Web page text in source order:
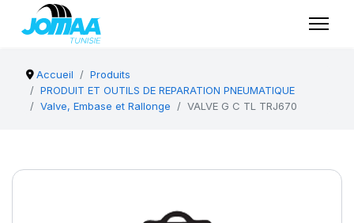
Accueil
Produits
PRODUIT ET OUTILS DE REPARATION PNEUMATIQUE
Valve, Embase et Rallonge
VALVE G C TL TRJ670